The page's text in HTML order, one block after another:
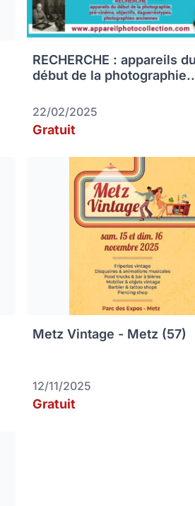
RECHERCHE : appareils
début de la
22/02/2025
Gratuit
Metz Vintage - Metz (57)
12/11/2025
Gratuit